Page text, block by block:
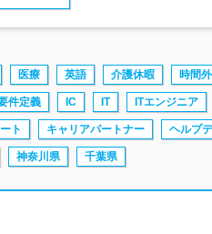
医療 英語 介護休暇 時間
件定義 IC IT ITエンジニア
ト キャリアパートナー ヘルプ
神奈川県 千葉県